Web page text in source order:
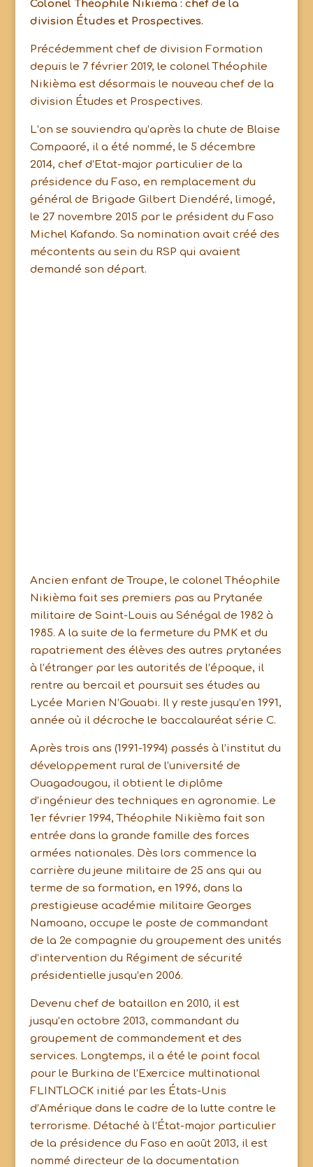
Colonel Théophile Nikièma : chef de la
division Études et Prospectives.
Précédemment chef de division Formation
depuis le 7 février 2019, le colonel Théophile
Nikièma est désormais le nouveau chef de la
division Études et Prospectives.
L’on se souviendra qu’après la chute de Blaise
Compaoré, il a été nommé, le 5 décembre
2014, chef d’Etat-major particulier de la
présidence du Faso, en remplacement du
général de Brigade Gilbert Diendéré, limogé,
le 27 novembre 2015 par le président du Faso
Michel Kafando. Sa nomination avait créé des
mécontents au sein du RSP qui avaient
demandé son départ.
Ancien enfant de Troupe, le colonel Théophile
Nikièma fait ses premiers pas au Prytanée
militaire de Saint-Louis au Sénégal de 1982 à
1985. A la suite de la fermeture du PMK et du
rapatriement des élèves des autres prytanées
à l’étranger par les autorités de l’époque, il
rentre au bercail et poursuit ses études au
Lycée Marien N’Gouabi. Il y reste jusqu’en 1991,
année où il décroche le baccalauréat série C.
Après trois ans (1991-1994) passés à l’institut du
développement rural de l’université de
Ouagadougou, il obtient le diplôme
d’ingénieur des techniques en agronomie. Le
1er février 1994, Théophile Nikièma fait son
entrée dans la grande famille des forces
armées nationales. Dès lors commence la
carrière du jeune militaire de 25 ans qui au
terme de sa formation, en 1996, dans la
prestigieuse académie militaire Georges
Namoano, occupe le poste de commandant
de la 2e compagnie du groupement des unités
d’intervention du Régiment de sécurité
présidentielle jusqu’en 2006.
Devenu chef de bataillon en 2010, il est
jusqu’en octobre 2013, commandant du
groupement de commandement et des
services. Longtemps, il a été le point focal
pour le Burkina de l’Exercice multinational
FLINTLOCK initié par les États-Unis
d’Amérique dans le cadre de la lutte contre le
terrorisme. Détaché à l’État-major particulier
de la présidence du Faso en août 2013, il est
nommé directeur de la documentation